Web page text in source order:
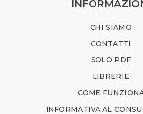
CHI SIAMO
CONTATTI
SOLO PDF
LIBRERIE
COME
INFORMATIVA AL